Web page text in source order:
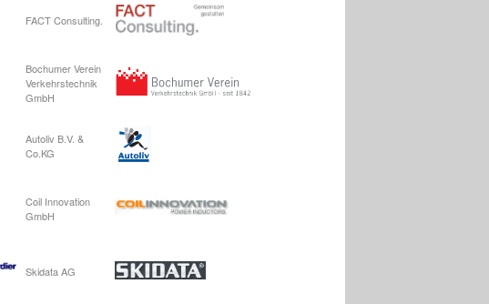
FACT Consulting.
Bochumer Verein
Verkehrstechnik
GmbH
Autoliv B.V. &
Co.KG
Coil Innovation
GmbH
Skidata AG